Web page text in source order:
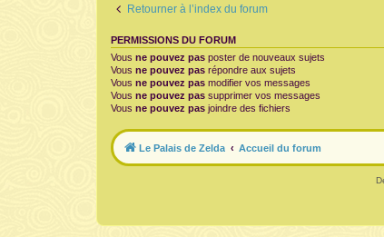
Retourner à l’index du forum
PERMISSIONS DU FORUM
Vous ne pouvez pas poster de nouveaux sujets
Vous ne pouvez pas répondre aux sujets
Vous ne pouvez pas modifier vos messages
Vous ne pouvez pas supprimer vos messages
Vous ne pouvez pas joindre des fichiers
Le Palais de Zelda Accueil du forum